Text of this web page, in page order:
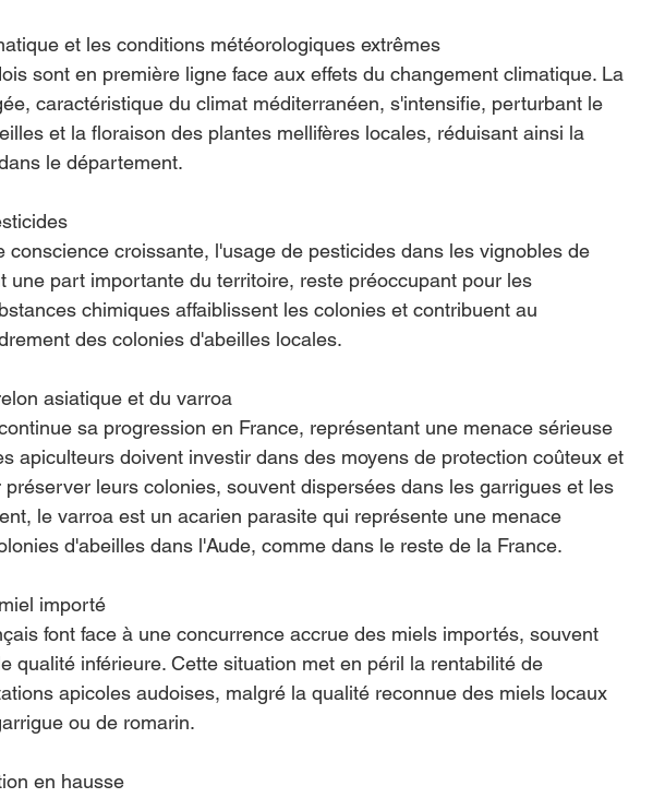
et les conditions météorologiques extrêmes
sont en première ligne face aux effets du changement climatique. La
caractéristique du climat méditerranéen, s'intensifie, perturbant le
et la floraison des plantes mellifères locales, réduisant ainsi la
le département.
conscience croissante, l'usage de pesticides dans les vignobles de
une part importante du territoire, reste préoccupant pour les
chimiques affaiblissent les colonies et contribuent au
des colonies d'abeilles locales.
asiatique et du varroa
sa progression en France, représentant une menace sérieuse
apiculteurs doivent investir dans des moyens de protection coûteux et
leurs colonies, souvent dispersées dans les garrigues et les
le varroa est un acarien parasite qui représente une menace
d'abeilles dans l'Aude, comme dans le reste de la France.
importé
font face à une concurrence accrue des miels importés, souvent
qualité inférieure. Cette situation met en péril la rentabilité de
apicoles audoises, malgré la qualité reconnue des miels locaux
ou de romarin.
en hausse